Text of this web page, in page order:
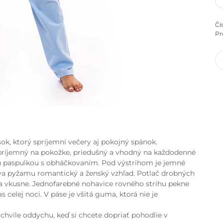
ktorý spríjemní večery aj pokojný spánok.
na pokožke, priedušný a vhodný na každodenné
s obháčkovaním. Pod výstrihom je jemné
pyžamu romantický a ženský vzhľad. Potlač drobných
Jednofarebné nohavice rovného strihu pekne
celej noci. V páse je všitá guma, ktorá nie je
oddychu, keď si chcete dopriať pohodlie v